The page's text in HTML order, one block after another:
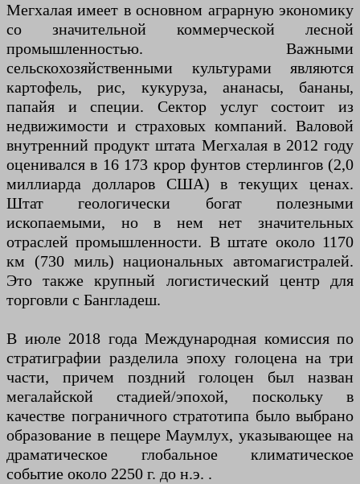
Мегхалая имеет в основном аграрную экономику
со значительной коммерческой лесной
промышленностью. Важными
сельскохозяйственными культурами являются
картофель, рис, кукуруза, ананасы, бананы,
папайя и специи. Сектор услуг состоит из
недвижимости и страховых компаний. Валовой
внутренний продукт штата Мегхалая в 2012 году
оценивался в 16 173 крор фунтов стерлингов (2,0
миллиарда долларов США) в текущих ценах.
Штат геологически богат полезными
ископаемыми, но в нем нет значительных
отраслей промышленности. В штате около 1170
км (730 миль) национальных автомагистралей.
Это также крупный логистический центр для
торговли с Бангладеш.
В июле 2018 года Международная комиссия по
стратиграфии разделила эпоху голоцена на три
части, причем поздний голоцен был назван
мегалайской стадией/эпохой, поскольку в
качестве пограничного стратотипа было выбрано
образование в пещере Маумлух, указывающее на
драматическое глобальное климатическое
событие около 2250 г. до н.э. .